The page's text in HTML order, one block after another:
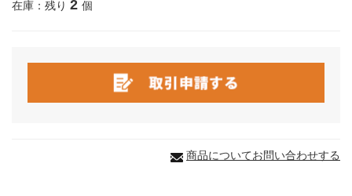
在庫：残り 2 個
商品についてお問い合わせする